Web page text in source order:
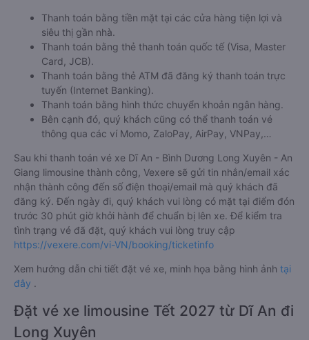
Thanh toán bằng tiền mặt tại các cửa hàng tiện lợi và
siêu thị gần nhà.
Thanh toán bằng thẻ thanh toán quốc tế (Visa, Master
Card, JCB).
Thanh toán bằng thẻ ATM đã đăng ký thanh toán trực
tuyến (Internet Banking).
Thanh toán bằng hình thức chuyển khoản ngân hàng.
Bên cạnh đó, quý khách cũng có thể thanh toán vé
thông qua các ví Momo, ZaloPay, AirPay, VNPay,…
Sau khi thanh toán vé xe Dĩ An - Bình Dương Long Xuyên - An
Giang limousine thành công, Vexere sẽ gửi tin nhắn/email xác
nhận thành công đến số điện thoại/email mà quý khách đã
đăng ký. Đến ngày đi, quý khách vui lòng có mặt tại điểm đón
trước 30 phút giờ khởi hành để chuẩn bị lên xe. Để kiểm tra
tình trạng vé đã đặt, quý khách vui lòng truy cập
https://vexere.com/vi-VN/booking/ticketinfo
Xem hướng dẫn chi tiết đặt vé xe, minh họa bằng hình ảnh tại
đây .
Đặt vé xe limousine Tết 2027 từ Dĩ An đi
Long Xuyên